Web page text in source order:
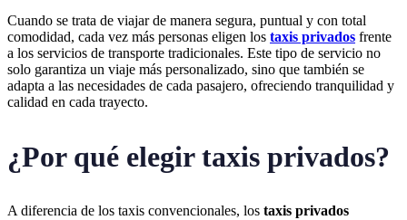
Cuando se trata de viajar de manera segura, puntual y con total
comodidad, cada vez más personas eligen los taxis privados frente
a los servicios de transporte tradicionales. Este tipo de servicio no
solo garantiza un viaje más personalizado, sino que también se
adapta a las necesidades de cada pasajero, ofreciendo tranquilidad y
calidad en cada trayecto.
¿Por qué elegir taxis privados?
A diferencia de los taxis convencionales, los taxis privados